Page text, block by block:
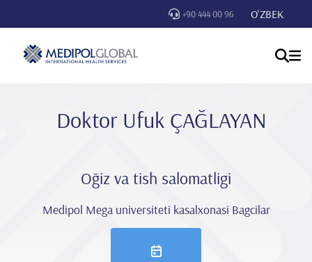
+90 444 00 96 O'ZBEK
Doktor Ufuk ÇAĞLAYAN
Oğiz va tish salomatligi
Medipol Mega universiteti kasalxonasi Bagcilar